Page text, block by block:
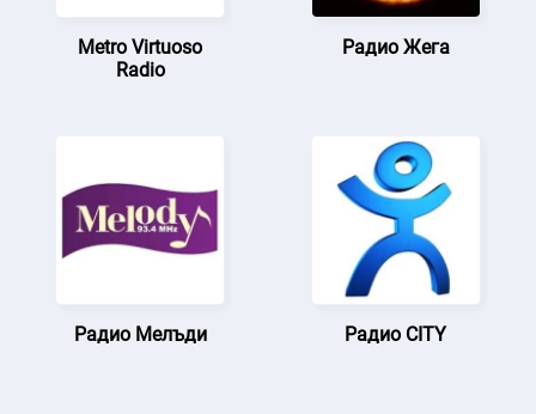
Metro Virtuoso
Radio
Радио Жега
Радио Мелъди Радио CITY